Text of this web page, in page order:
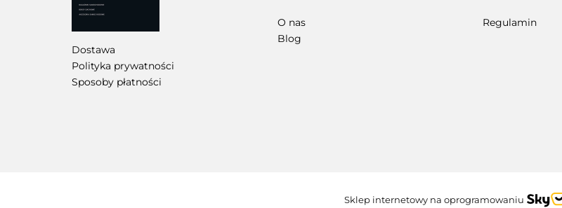
Dostawa
Polityka prywatności
Sposoby płatności
O nas
Blog
Regulamin
Sklep internetowy na oprogramowaniu